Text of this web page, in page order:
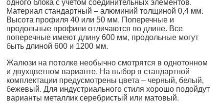
одного блока с учетом соединительных элементов.
Материал стандартный – алюминий толщиной 0,4 мм.
Высота профиля 40 или 50 мм. Поперечные и
продольные профили отличаются по длине. Все
поперечные имеют длину 600 мм, продольные могут
быть длиной 600 и 1200 мм.
Жалюзи на потолке необычно смотрятся в однотонном
и двухцветном варианте. На выбор в стандартной
комплектации предусмотрены цвета – черный, белый,
бежевый. Для индустриального стиля хорошо подойдут
варианты металлик серебристый или матовый.